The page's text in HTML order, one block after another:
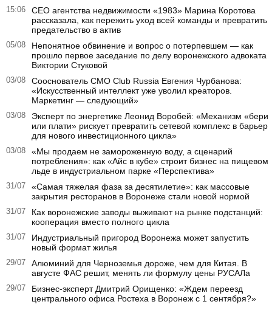
15:06
CEO агентства недвижимости «1983» Марина Коротова
рассказала, как пережить уход всей команды и превратить
предательство в актив
05/08
Непонятное обвинение и вопрос о потерпевшем — как
прошло первое заседание по делу воронежского адвоката
Виктории Стуковой
03/08
Сооснователь CMO Club Russia Евгения Чурбанова:
«Искусственный интеллект уже уволил креаторов.
Маркетинг — следующий»
03/08
Эксперт по энергетике Леонид Воробей: «Механизм «бери
или плати» рискует превратить сетевой комплекс в барьер
для нового инвестиционного цикла»
03/08
«Мы продаем не замороженную воду, а сценарий
потребления»: как «Айс в кубе» строит бизнес на пищевом
льде в индустриальном парке «Перспектива»
31/07
«Самая тяжелая фаза за десятилетие»: как массовые
закрытия ресторанов в Воронеже стали новой нормой
31/07
Как воронежские заводы выживают на рынке подстанций:
кооперация вместо полного цикла
31/07
Индустриальный пригород Воронежа может запустить
новый формат жилья
29/07
Алюминий для Черноземья дороже, чем для Китая. В
августе ФАС решит, менять ли формулу цены РУСАЛа
29/07
Бизнес-эксперт Дмитрий Орищенко: «Ждем переезд
центрального офиса Ростеха в Воронеж с 1 сентября?»